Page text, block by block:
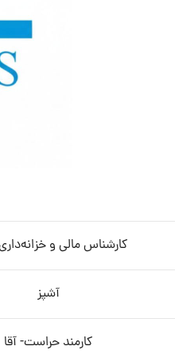
کارشناس مالی و
آشپز
کارمند حراست- آقا